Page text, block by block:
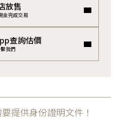
放售
金完成交易
查詢估價
我們
提供身份證明文件！